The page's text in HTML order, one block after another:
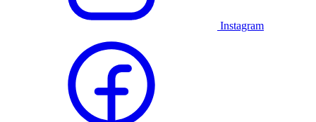
Instagram